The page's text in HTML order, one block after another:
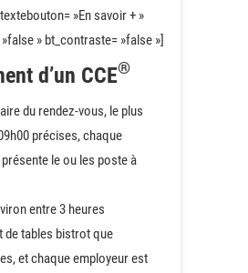
»En savoir + »
» bt_contraste= »false »]
d’un CCE®
du rendez-vous, le plus
précises, chaque
le ou les poste à
entre 3 heures
de tables bistrot que
et chaque employeur est